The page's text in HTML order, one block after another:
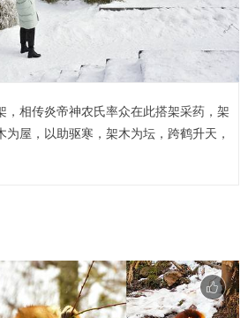
，相传炎帝神农氏率众在此搭架采药，架
为屋，以助驱寒，架木为坛，跨鹤升天，